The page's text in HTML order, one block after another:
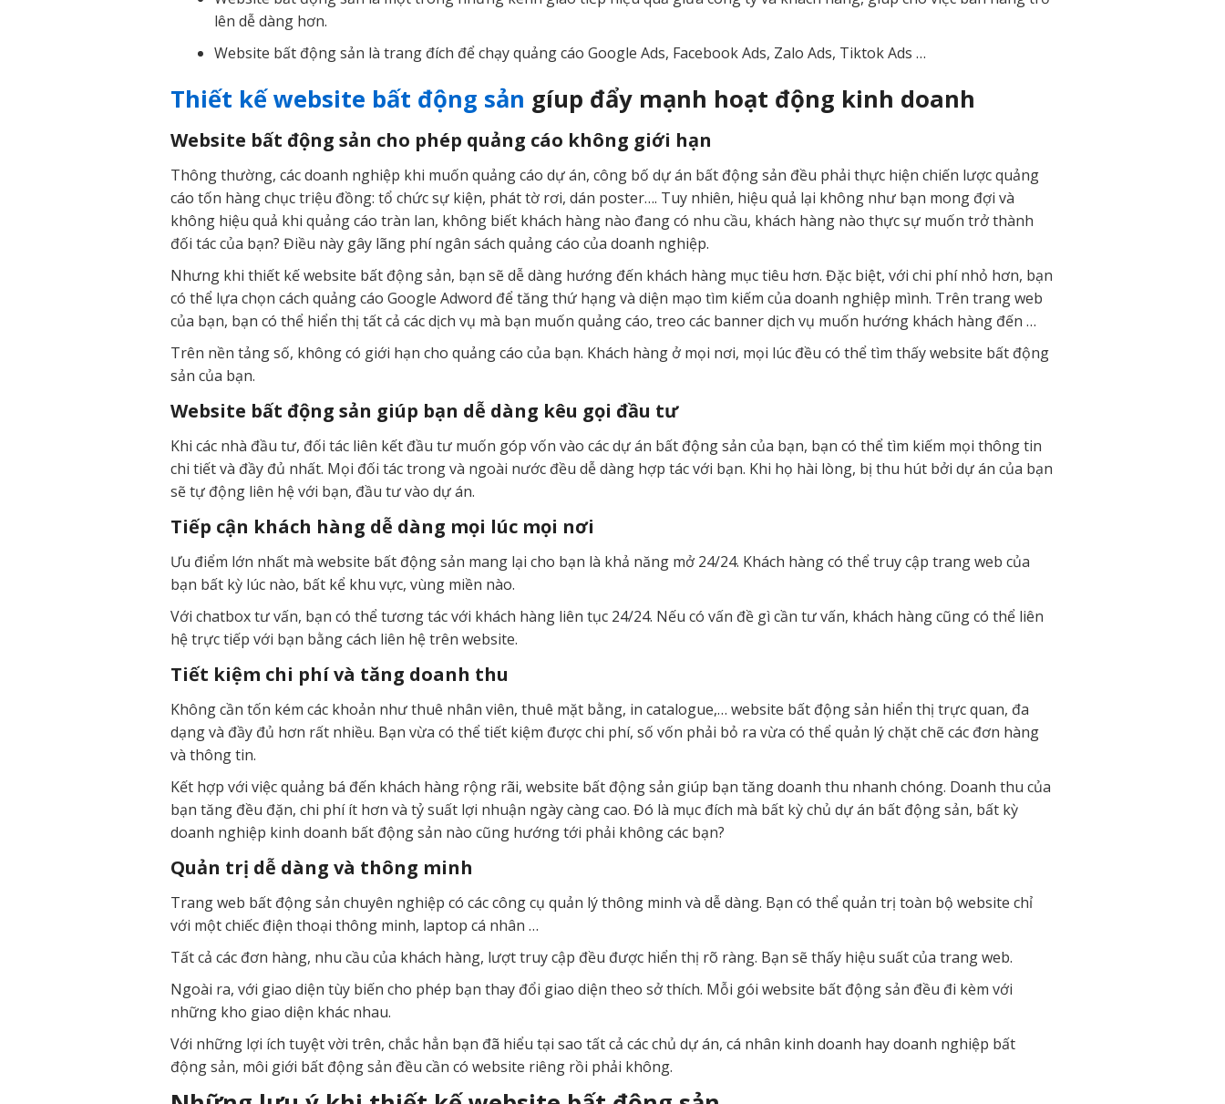
lên dễ dàng hơn.
Website bất động sản là trang đích để chạy quảng cáo Google Ads, Facebook Ads, Zalo Ads, Tiktok Ads …
Thiết kế website bất động sản gíup đẩy mạnh hoạt động kinh doanh
Website bất động sản cho phép quảng cáo không giới hạn
Thông thường, các doanh nghiệp khi muốn quảng cáo dự án, công bố dự án bất động sản đều phải thực hiện chiến lược quảng
cáo tốn hàng chục triệu đồng: tổ chức sự kiện, phát tờ rơi, dán poster…. Tuy nhiên, hiệu quả lại không như bạn mong đợi và
không hiệu quả khi quảng cáo tràn lan, không biết khách hàng nào đang có nhu cầu, khách hàng nào thực sự muốn trở thành
đối tác của bạn? Điều này gây lãng phí ngân sách quảng cáo của doanh nghiệp.
Nhưng khi thiết kế website bất động sản, bạn sẽ dễ dàng hướng đến khách hàng mục tiêu hơn. Đặc biệt, với chi phí nhỏ hơn, bạn
có thể lựa chọn cách quảng cáo Google Adword để tăng thứ hạng và diện mạo tìm kiếm của doanh nghiệp mình. Trên trang web
của bạn, bạn có thể hiển thị tất cả các dịch vụ mà bạn muốn quảng cáo, treo các banner dịch vụ muốn hướng khách hàng đến …
Trên nền tảng số, không có giới hạn cho quảng cáo của bạn. Khách hàng ở mọi nơi, mọi lúc đều có thể tìm thấy website bất động
sản của bạn.
Website bất động sản giúp bạn dễ dàng kêu gọi đầu tư
Khi các nhà đầu tư, đối tác liên kết đầu tư muốn góp vốn vào các dự án bất động sản của bạn, bạn có thể tìm kiếm mọi thông tin
chi tiết và đầy đủ nhất. Mọi đối tác trong và ngoài nước đều dễ dàng hợp tác với bạn. Khi họ hài lòng, bị thu hút bởi dự án của bạn
sẽ tự động liên hệ với bạn, đầu tư vào dự án.
Tiếp cận khách hàng dễ dàng mọi lúc mọi nơi
Ưu điểm lớn nhất mà website bất động sản mang lại cho bạn là khả năng mở 24/24. Khách hàng có thể truy cập trang web của
bạn bất kỳ lúc nào, bất kể khu vực, vùng miền nào.
Với chatbox tư vấn, bạn có thể tương tác với khách hàng liên tục 24/24. Nếu có vấn đề gì cần tư vấn, khách hàng cũng có thể liên
hệ trực tiếp với bạn bằng cách liên hệ trên website.
Tiết kiệm chi phí và tăng doanh thu
Không cần tốn kém các khoản như thuê nhân viên, thuê mặt bằng, in catalogue,… website bất động sản hiển thị trực quan, đa
dạng và đầy đủ hơn rất nhiều. Bạn vừa có thể tiết kiệm được chi phí, số vốn phải bỏ ra vừa có thể quản lý chặt chẽ các đơn hàng
và thông tin.
Kết hợp với việc quảng bá đến khách hàng rộng rãi, website bất động sản giúp bạn tăng doanh thu nhanh chóng. Doanh thu của
bạn tăng đều đặn, chi phí ít hơn và tỷ suất lợi nhuận ngày càng cao. Đó là mục đích mà bất kỳ chủ dự án bất động sản, bất kỳ
doanh nghiệp kinh doanh bất động sản nào cũng hướng tới phải không các bạn?
Quản trị dễ dàng và thông minh
Trang web bất động sản chuyên nghiệp có các công cụ quản lý thông minh và dễ dàng. Bạn có thể quản trị toàn bộ website chỉ
với một chiếc điện thoại thông minh, laptop cá nhân …
Tất cả các đơn hàng, nhu cầu của khách hàng, lượt truy cập đều được hiển thị rõ ràng. Bạn sẽ thấy hiệu suất của trang web.
Ngoài ra, với giao diện tùy biến cho phép bạn thay đổi giao diện theo sở thích. Mỗi gói website bất động sản đều đi kèm với
những kho giao diện khác nhau.
Với những lợi ích tuyệt vời trên, chắc hẳn bạn đã hiểu tại sao tất cả các chủ dự án, cá nhân kinh doanh hay doanh nghiệp bất
động sản, môi giới bất động sản đều cần có website riêng rồi phải không.